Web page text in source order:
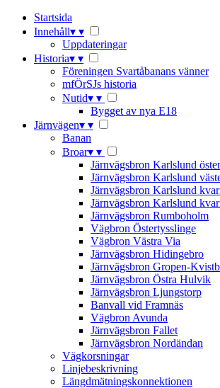
Startsida
Innehåll▾ ▾
Uppdateringar
Historia▾ ▾
Föreningen Svartåbanans vänner
mfÖrSJs historia
Nutid▾ ▾
Bygget av nya E18
Järnvägen▾ ▾
Banan
Broar▾ ▾
Järnvägsbron Karlslund öster
Järnvägsbron Karlslund
Järnvägsbron Karlslund
Järnvägsbron Karlslund
Järnvägsbron Rumboholm
Vägbron Östertysslinge
Vägbron Västra Via
Järnvägsbron Hidingebro
Järnvägsbron Gropen-
Järnvägsbron Östra Hulvik
Järnvägsbron Ljungstorp
Banvall vid Framnäs
Vägbron Avunda
Järnvägsbron Fallet
Järnvägsbron Nordändan
Vägkorsningar
Linjebeskrivning
Längdmätningskonnektionen